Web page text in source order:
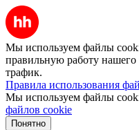
Мы используем файлы
правильную работу нашего
трафик.
Правила использования
Мы используем файлы
файлов cookie
Понятно